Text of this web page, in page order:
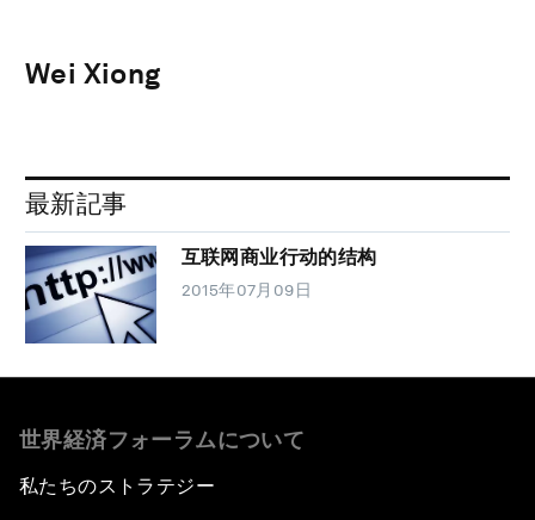
Wei Xiong
最新記事
互联网商业行动的结构
2015年07月09日
世界経済フォーラムについて
私たちのストラテジー